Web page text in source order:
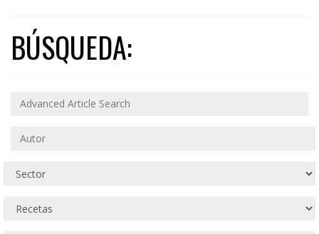
BÚSQUEDA: